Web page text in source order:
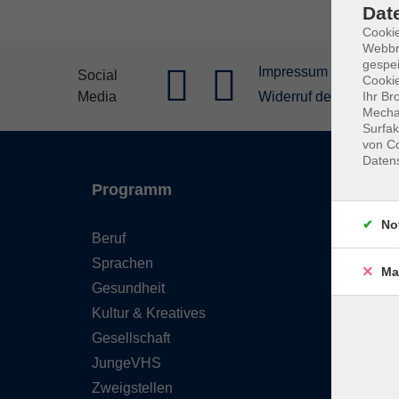
Social
Media
Impressum
Widerruf der Buchung
Programm
Beruf
Sprachen
Gesundheit
Kultur & Kreatives
Gesellschaft
JungeVHS
Zweigstellen
FAQ
Ihr
von